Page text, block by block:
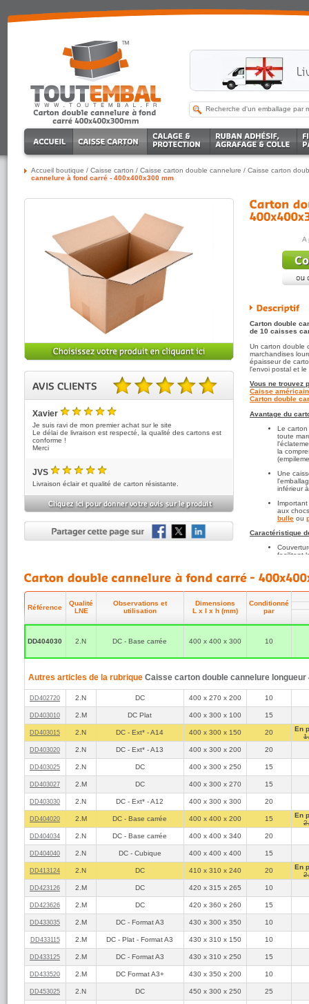
Accueil boutique / Caisse carton / Caisse carton double cannelure / Caisse carton
cannelure à fond carré - 400x400x300 mm
5.00 sur 5 basé sur 2 note(s).
Xavier
5 /5
Je suis ravi de mon premier achat sur le site
Le délai de livraison est respecté, la qualité des cartons est
conforme !
Merci
JVS
5
Livraison éclair et qualité de carton résistante.
A
Carton double
de 10 caisses
Un carton double
marchandises
épaisseur de
l'envoi postal et le
Vous ne trouvez
Caisse
Carton double
Avantage du
Le
toute
la
Une
inférieur
aux
bulle ou
Caractéristique
facilitant
Qualité
Pour expédier
Poids
site de La Poste.
Référence
Qualité
LNE
Observations et
utilisation
Dimensions
L x l x h (mm)
Conditionné
par
DD404030 2.N DC - Base carrée 400 x 400 x 300 10
Autres articles de la rubrique Caisse carton double cannelure longueur
DD402720 2.N DC 400 x 270 x 200 10
DD403010 2.M DC Plat 400 x 300 x 100 15
DD403015 2.N DC - Ext* - A14 400 x 300 x 150 20
En
DD403020 2.N DC - Ext* - A13 400 x 300 x 200 20
DD403025 2.N DC 400 x 300 x 250 15
DD403027 2.M DC 400 x 300 x 270 15
DD403030 2.N DC - Ext* - A12 400 x 300 x 300 20
DD404020 2.M DC - Base carrée 400 x 400 x 200 15
En
DD404034 2.N DC - Base carrée 400 x 400 x 340 20
DD404040 2.N DC - Cubique 400 x 400 x 400 15
DD413124 2.N DC 410 x 310 x 240 20
En
DD423126 2.M DC 420 x 315 x 265 10
DD423626 2.M DC 420 x 360 x 260 15
DD433035 2.M DC - Format A3 430 x 300 x 350 10
DD433115 2.M DC - Plat - Format A3 430 x 310 x 150 10
DD433125 2.M DC - Format A3 430 x 310 x 250 15
DD433520 2.M DC Format A3+ 430 x 350 x 200 10
DD453025 2.N DC 450 x 300 x 250 25